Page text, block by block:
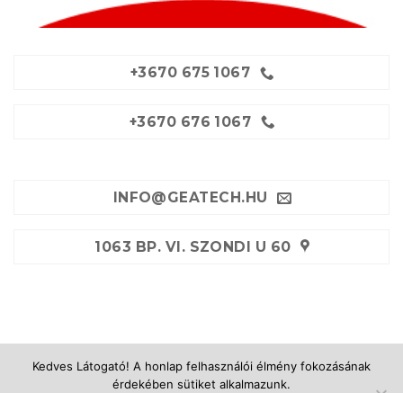
+3670 675 1067
+3670 676 1067
INFO@GEATECH.HU
1063 BP. VI. SZONDI U 60
GÉPKÖLCSÖNZÉS
KÖLCSÖNZÉSI FELTÉTELEK
Kedves Látogató! A honlap felhasználói élmény fokozásának
érdekében sütiket alkalmazunk.